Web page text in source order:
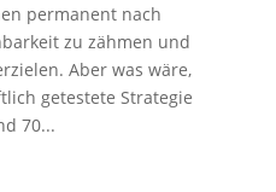
permanent nach
zu zähmen und
Aber was wäre,
getestete Strategie
70...